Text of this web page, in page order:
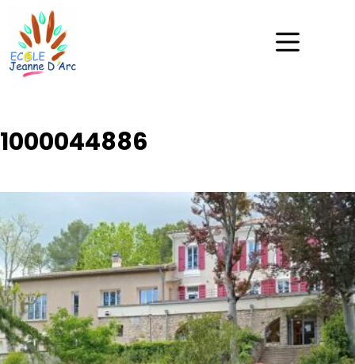
1000044886